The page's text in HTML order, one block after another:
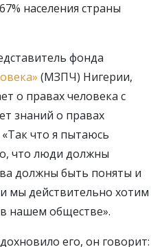
населения страны
фонда
(МЗПЧ) Нигерии,
о правах человека с
знаний о правах
что я пытаюсь
что люди должны
должны быть поняты и
мы действительно хотим
нашем обществе».
его, он говорит: